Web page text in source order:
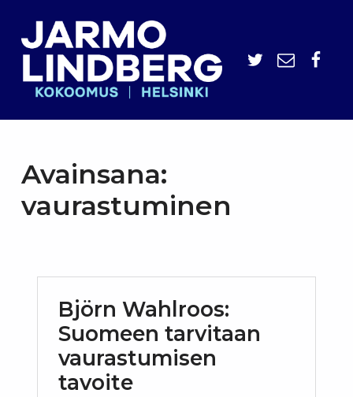
Avainsana:
vaurastuminen
Björn Wahlroos:
Suomeen tarvitaan
vaurastumisen
tavoite